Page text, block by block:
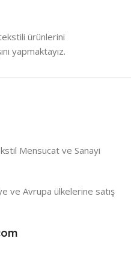
ürünlerini
yapmaktayız.
Mensucat ve Sanayi
ve Avrupa ülkelerine satış